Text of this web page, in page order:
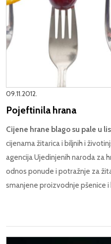
09.11.2012.
Pojeftinila hrana
Cijene hrane blago su pale u
cijenama žitarica i biljnih i
agencija Ujedinjenih naroda za
odnos ponude i potražnje za
smanjene proizvodnje pšenice i